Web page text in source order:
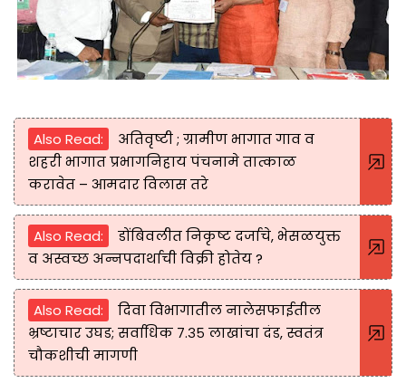
Also Read:
अतिवृष्टी ; ग्रामीण भागात गाव व
शहरी भागात प्रभागनिहाय पंचनामे तात्काळ
करावेत – आमदार विलास तरे
Also Read:
डोंबिवलीत निकृष्ट दर्जाचे, भेसळयुक्त
व अस्वच्छ अन्नपदार्थाची विक्री होतेय ?
Also Read:
दिवा विभागातील नालेसफाईतील
भ्रष्टाचार उघड; सर्वाधिक ₹७.३५ लाखांचा दंड, स्वतंत्र
चौकशीची मागणी